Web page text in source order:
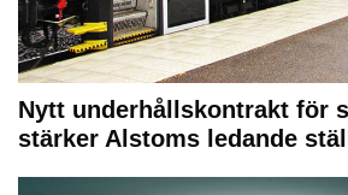
Nytt underhållskontrakt för
stärker Alstoms ledande